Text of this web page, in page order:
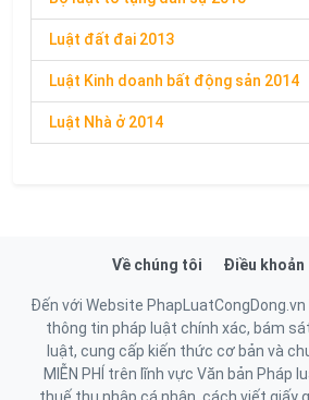
Luật đất đai 2013
Luật Kinh doanh bất động sản 2014
Luật Nhà ở 2014
Về chúng tôi Điều khoản
Đến với Website
thông tin pháp luật chính xác, bám
luật, cung cấp kiến thức cơ bản và
MIỄN PHÍ trên lĩnh vực Văn bản Pháp